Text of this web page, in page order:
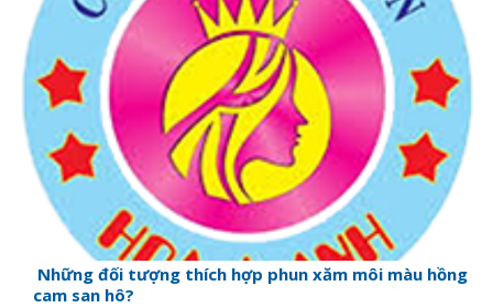
Những đối tượng thích hợp phun xăm môi màu hồng
cam san hô?